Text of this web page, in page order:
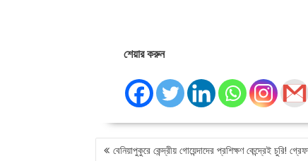
শেয়ার করুন
POSTবেনিয়াপুকুরে কেন্দ্রীয় গোয়েন্দাদের প্রশিক্ষণ কেন্দ্রেই চুরি!